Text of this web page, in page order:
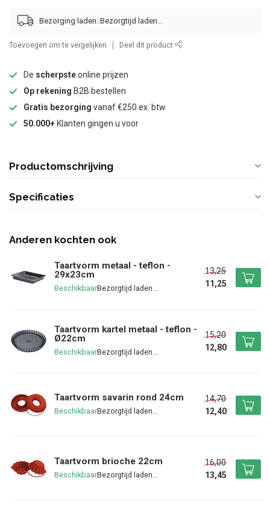
Bezorging laden..
Toevoegen om te vergelijken Deel dit product
De scherpsteonline prijzen
Op rekening B2B bestellen
Gratis bezorging vanaf €250 ex. btw
50.000+ Klanten gingen u voor
Productomschrijving
Specificaties
Anderen kochten ook
Taartvorm metaal - teflon -
29x23cm
Beschikbaar
13,25
11,25
Taartvorm kartel metaal - teflon -
Ø22cm
Beschikbaar
15,20
12,80
Taartvorm savarin rond 24cm
Beschikbaar
14,70
12,40
Taartvorm brioche 22cm
Beschikbaar
16,00
13,45